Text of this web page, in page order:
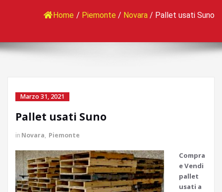
Home / Piemonte / Novara / Pallet usati Suno
Marzo 31, 2021
Pallet usati Suno
in Novara, Piemonte
Compra
e Vendi
pallet
usati a